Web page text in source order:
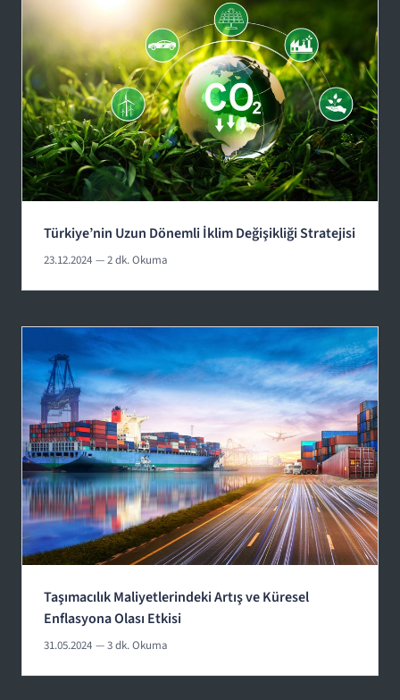
Türkiye’nin Uzun Dönemli İklim Değişikliği Stratejisi
23.12.2024 — 2 dk. Okuma
Taşımacılık Maliyetlerindeki Artış ve Küresel
Enflasyona Olası Etkisi
31.05.2024 — 3 dk. Okuma